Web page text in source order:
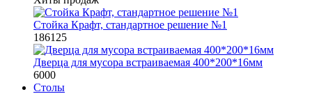
Стойка Крафт, стандартное решение №1
186125
Дверца для мусора встраиваемая 400*200*16мм
6000
Столы